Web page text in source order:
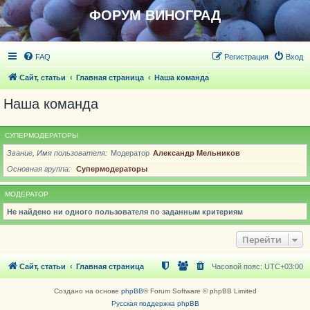
ФОРУМ ВИНОГРАД
FAQ Вход
Регистрация
Сайт, статьи Главная страница Наша команда
Наша команда
СУПЕРМОДЕРАТОРЫ
Звание, Имя пользователя Модератор Александр Мельников
Основная группа
Супермодераторы
МОДЕРАТОР
Не найдено ни одного пользователя по заданным критериям
Перейти
Сайт, статьи Главная страница Часовой пояс: UTC+03:00
Создано на основе phpBB® Forum Software © phpBB Limited
Русская поддержка phpBB